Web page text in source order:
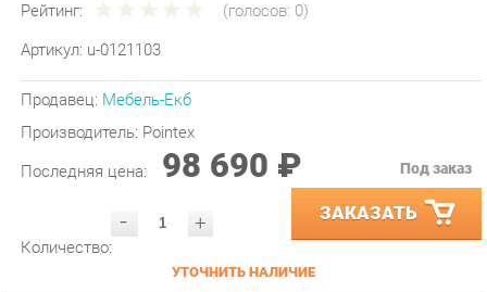
Артикул: u-0121103
Производитель:Pointex
Последняя цена: 98 690 ₽
- ЗАКАЗАТЬ
УТОЧНИТЬ НАЛИЧИЕ
ПРИГЛАСИТЬ ЗАМЕРЩИКА